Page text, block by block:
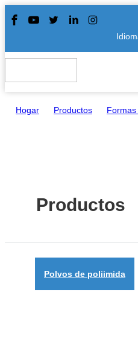
Hogar Productos
Productos
Polvos de poliimida